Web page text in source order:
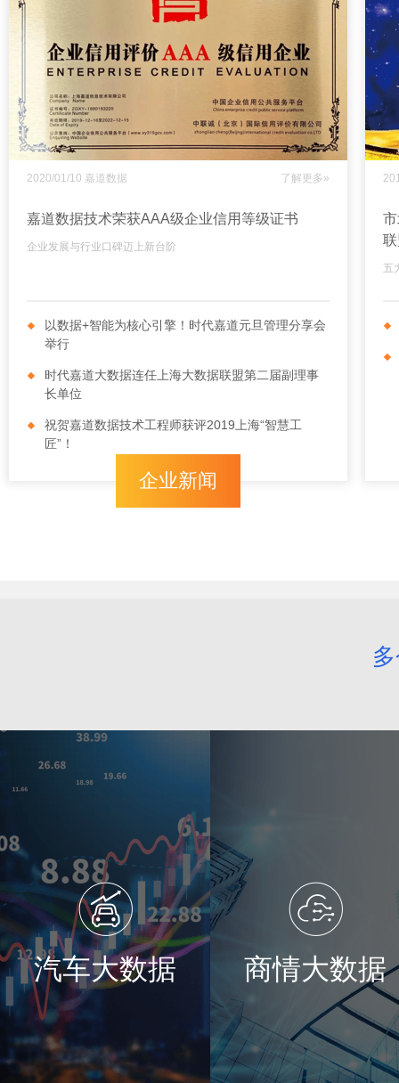
2020/01/10 嘉道数据 了解更多»
嘉道数据技术荣获AAA级企业信用等级证书
企业发展与行业口碑迈上新台阶
以数据+智能为核心引擎！时代嘉道元旦管理分享会
举行
时代嘉道大数据连任上海大数据联盟第二届副理事
长单位
祝贺嘉道数据技术工程师获评2019上海“智慧工
匠”！
企业新闻
五
汽车大数据 商情大数据